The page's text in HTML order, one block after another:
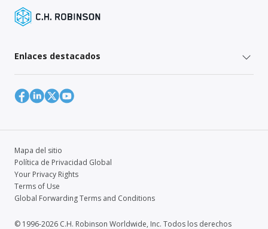
Enlaces destacados
Mapa del sitio
Política de Privacidad Global
Your Privacy Rights
Terms of Use
Global Forwarding Terms and Conditions
© 1996-2026 C.H. Robinson Worldwide, Inc. Todos los derechos